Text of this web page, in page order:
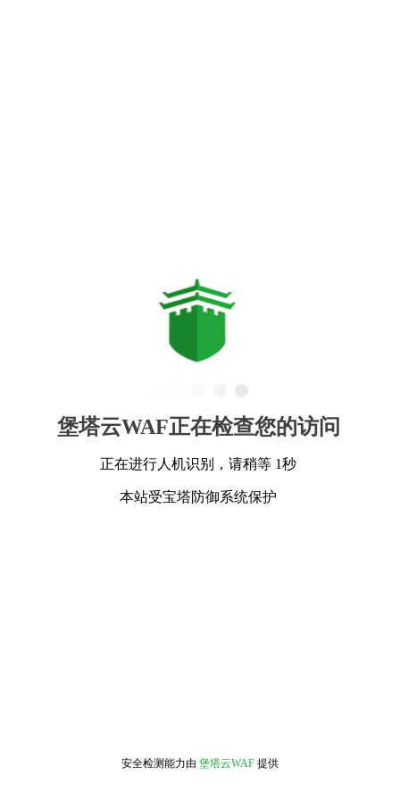
堡塔云WAF正在检查您的访问
正在进行人机识别，请稍等 1秒
本站受宝塔防御系统保护
安全检测能力由 堡塔云WAF 提供